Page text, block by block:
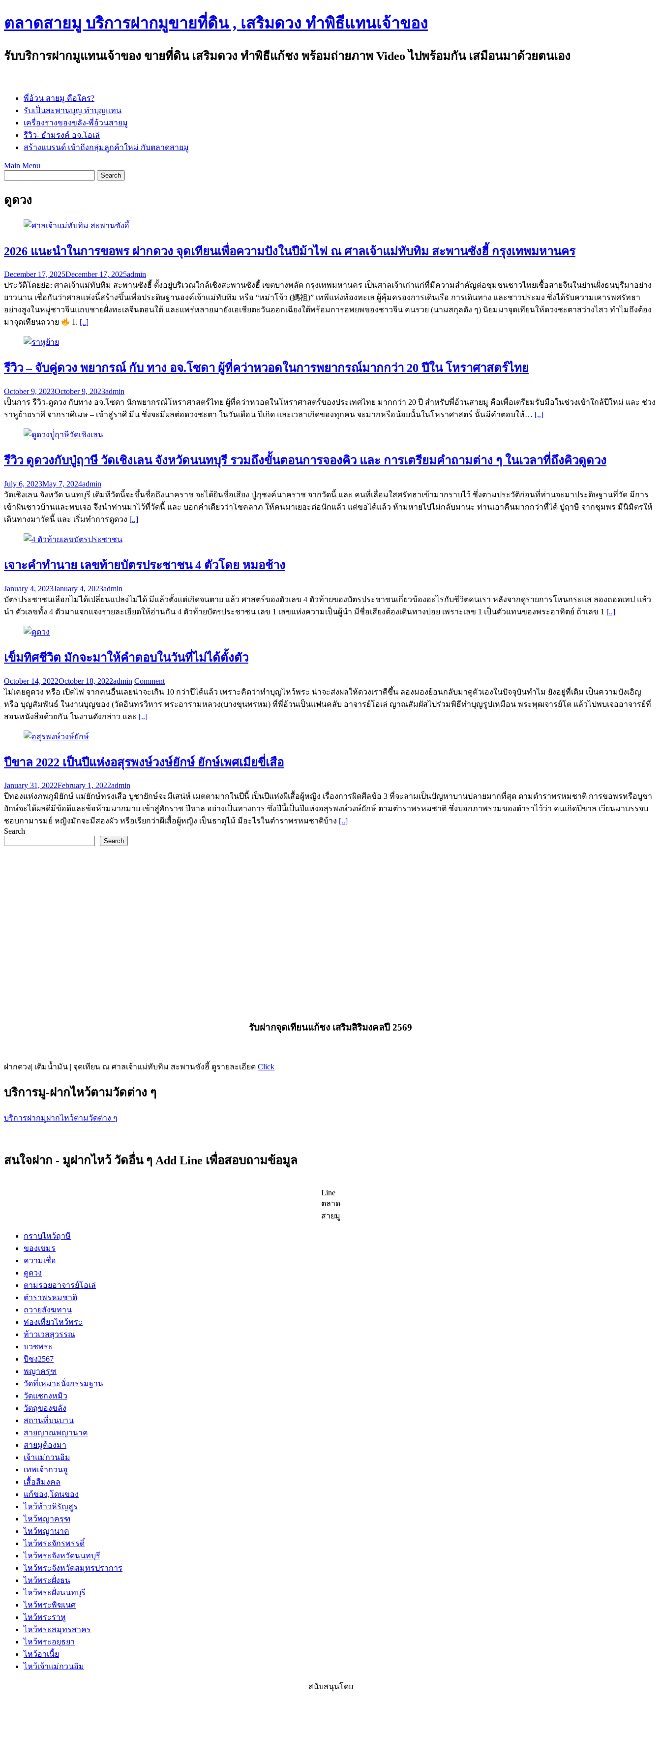
to
content
ตลาดสายมู บริการฝากมูขายที่ดิน , เสริมดวง ทำพิธีแทนเจ้าของ
รับบริการฝากมูแทนเจ้าของ ขายที่ดิน เสริมดวง ทำพิธีแก้ชง พร้อมถ่ายภาพ Video ไปพร้อมกัน เสมือนมาด้วยตนเอง
พี่อ้วน สายมู คือใคร?
รับเป็นสะพานบุญ ทำบุญแทน
เครื่องรางของขลัง-พี่อ้วนสายมู
รีวิว- ธำมรงค์ อจ.โอเล่
สร้างแบรนด์ เข้าถึงกลุ่มลูกค้าใหม่ กับตลาดสายมู
Main Menu
ดูดวง
2026 แนะนำในการขอพร ฝากดวง จุดเทียนเพื่อความปังในปีม้าไฟ ณ ศาลเจ้าแม่ทับทิม สะพานซังฮี้ กรุงเทพมหานคร
December 17, 2025December 17, 2025admin
ประวัติโดยย่อ: ศาลเจ้าแม่ทับทิม สะพานซังฮี้ ตั้งอยู่บริเวณใกล้เชิงสะพานซังฮี้ เขตบางพลัด กรุงเทพมหานคร เป็นศาลเจ้าเก่าแก่ที่มีความสำคัญต่อชุมชนชาวไทยเชื้อสายจีนในย่านฝั่งธนบุรีมาอย่าง
ยาวนาน เชื่อกันว่าศาลแห่งนี้สร้างขึ้นเพื่อประดิษฐานองค์เจ้าแม่ทับทิม หรือ “หม่าโจ้ว (媽祖)” เทพีแห่งท้องทะเล ผู้คุ้มครองการเดินเรือ การเดินทาง และชาวประมง ซึ่งได้รับความเคารพศรัทธา
อย่างสูงในหมู่ชาวจีนแถบชายฝั่งทะเลจีนตอนใต้ และแพร่หลายมายังเอเชียตะวันออกเฉียงใต้พร้อมการอพยพของชาวจีน คนรวย (นามสกุลดัง ๆ) นิยมมาจุดเทียนให้ดวงชะตาสว่างไสว ทำไมถึงต้อง
มาจุดเทียนถวาย
1. [..]
รีวิว – จับคู่ดวง พยากรณ์ กับ ทาง อจ.โซดา ผู้ที่คว่าหวอดในการพยากรณ์มากกว่า 20 ปีใน โหราศาสตร์ไทย
October 9, 2023October 9, 2023admin
เป็นการ รีวิว-ดูดวง กับทาง อจ.โซดา นักพยากรณ์โหราศาสตร์ไทย ผู้ที่คว่าหวอดในโหราศาสตร์ของประเทศไทย มากกว่า 20 ปี สำหรับพี่อ้วนสายมู คือเพื่อเตรียมรับมือในช่วงเข้าใกล้ปีใหม่ และ ช่วง
ราหูย้ายราศี จากราศีเมษ – เข้าสู่ราศี มีน ซึ่งจะมีผลต่อดวงชะตา ในวันเดือน ปีเกิด และเวลาเกิดของทุกคน จะมากหรือน้อยนั้นในโหราศาสตร์ นั้นมีคำตอบให้… [..]
รีวิว ดูดวงกับปู่ฤาษี วัดเชิงเลน จังหวัดนนทบุรี รวมถึงขั้นตอนการจองคิว และ การเตรียมคำถามต่าง ๆ ในเวลาที่ถึงคิวดูดวง
July 6, 2023May 7, 2024admin
วัดเชิงเลน จังหวัด นนทบุรี เดิมทีวัดนี้จะขึ้นชื่อถึงนาคราช จะได้ยินชื่อเสียง ปู่ภุชงค์นาคราช จากวัดนี้ และ คนที่เลื่อมใสศรัทธาเข้ามากราบไว้ ซึ่งตามประวัติก่อนที่ท่านจะมาประดิษฐานที่วัด มีการ
เข้าฝันชาวบ้านและพบเจอ จึงนำท่านมาไว้ที่วัดนี้ และ บอกคำเดียวว่าโชคลาภ ให้คนมาเยอะต่อนักแล้ว แต่ขอได้แล้ว ห้ามหายไปไม่กลับมานะ ท่านเอาคืนมากกว่าที่ได้ ปู่ฤาษี จากชุมพร มีนิมิตรให้
เดินทางมาวัดนี้ และ เริ่มทำการดูดวง [..]
เจาะคำทำนาย เลขท้ายบัตรประชาชน 4 ตัวโดย หมอช้าง
January 4, 2023January 4, 2023admin
บัตรประชาชนเลือกไม่ได้เปลี่ยนแปลงไม่ได้ มีแล้วตั้งแต่เกิดจนตาย แล้ว ศาสตร์ของตัวเลข 4 ตัวท้ายของบัตรประชาชนเกี่ยวข้องอะไรกับชีวิตคนเรา หลังจากดูรายการโหนกระแส ลองถอดเทป แล้ว
นำ ตัวเลขทั้ง 4 ตัวมาแจกแจงรายละเอียดให้อ่านกัน 4 ตัวท้ายบัตรประชาชน เลข 1 เลขแห่งความเป็นผู้นำ มีชื่อเสียงต้องเดินทางบ่อย เพราะเลข 1 เป็นตัวแทนของพระอาทิตย์ ถ้าเลข 1 [..]
เข็มทิศชีวิต มักจะมาให้คำตอบในวันที่ไม่ได้ตั้งตัว
October 14, 2022October 18, 2022admin Comment
ไม่เคยดูดวง หรือ เปิดไพ่ จากคนอื่นเลยน่าจะเกิน 10 กว่าปีได้แล้ว เพราะคิดว่าทำบุญไหว้พระ น่าจะส่งผลให้ดวงเราดีขึ้น ลองมองย้อนกลับมาดูตัวเองในปัจจุบันทำไม ยังอยู่ที่เดิม เป็นความบังเอิญ
หรือ บุญสัมพันธ์ ในงานบุญของ (วัดอินทรวิหาร พระอารามหลวง(บางขุนพรหม) ที่พี่อ้วนเป็นแฟนคลับ อาจารย์โอเล่ ญาณสัมผัสไปร่วมพิธีทำบุญรูปเหมือน พระพุฒจารย์โต แล้วไปพบเจออาจารย์ที่
สอนหนังสือด้วยกัน ในงานดังกล่าว และ [..]
ปีขาล 2022 เป็นปีแห่งอสุรพงษ์วงษ์ยักษ์ ยักษ์เพศเมียขี่เสือ
January 31, 2022February 1, 2022admin
ปีทองแห่งภพภูมิยักษ์ แม่ยักษ์ทรงเสือ บูชายักษ์จะมีเสน่ห์ เมตตามากในปีนี้ เป็นปีแห่งผีเสื้อผู้หญิง เรื่องการผิดศีลข้อ 3 ที่จะลามเป็นปัญหาบานปลายมากที่สุด ตามตำราพรหมชาติ การขอพรหรือบูชา
ยักษ์จะได้ผลดีมีข้อดีและข้อห้ามมากมาย เข้าสู่ศักราช ปีขาล อย่างเป็นทางการ ซึ่งปีนี้เป็นปีแห่งอสุรพงษ์วงษ์ยักษ์ ตามตำราพรหมชาติ ซึ่งบอกภาพรวมของตำราไว้ว่า คนเกิดปีขาล เวียนมาบรรจบ
ชอบกามารมย์ หญิงมักจะมีสองผัว หรือเรียกว่าผีเสื้อผู้หญิง เป็นธาตุไม้ มีอะไรในตำราพรหมชาติบ้าง [..]
Search
Search
รับฝากจุดเทียนแก้ชง เสริมสิริมงคลปี 2569
ฝากดวง| เติมน้ำมัน | จุดเทียน ณ ศาลเจ้าแม่ทับทิม สะพานซังฮี้ ดูรายละเอียด Click
บริการมู-ฝากไหว้ตามวัดต่าง ๆ
บริการฝากมูฝากไหว้ตามวัดต่าง ๆ
สนใจฝาก - มูฝากไหว้ วัดอื่น ๆ Add Line เพื่อสอบถามข้อมูล
Line
ตลาด
สายมู
กราบไหว้ฤาษี
ของเขมร
ความเชื่อ
ดูดวง
ตามรอยอาจารย์โอเล่
ตำราพรหมชาติ
ถวายสังฆทาน
ท่องเที่ยวไหว้พระ
ท้าวเวสสุวรรณ
บวชพระ
ปีชง2567
พญาครุฑ
วัดที่เหมาะนั่งกรรมฐาน
วัดแชกงหมิว
วัตถุของขลัง
สถานที่บนบาน
สายญาณพญานาค
สายมูต้องมา
เจ้าแม่กวนอิม
เทพเจ้ากวนอู
เสื้อสีมงคล
แก้ของ,โดนของ
ไหว้ท้าวหิรัญสูร
ไหว้พญาครุฑ
ไหว้พญานาค
ไหว้พระจักรพรรดิ์
ไหว้พระจังหวัดนนทบุรี
ไหว้พระจังหวัดสมุทรปราการ
ไหว้พระฝั่งธน
ไหว้พระฝั่งนนทบุรี
ไหว้พระพิฆเนศ
ไหว้พระราหู
ไหว้พระสมุทรสาคร
ไหว้พระอยุธยา
ไหว้อาเนี้ย
ไหว้เจ้าแม่กวนอิม
สนับสนุนโดย